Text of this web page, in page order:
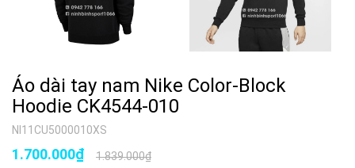
Áo dài tay nam Nike Color-Block
Hoodie CK4544-010
NI11CU5000010XS
1.839.000₫
1.700.000₫